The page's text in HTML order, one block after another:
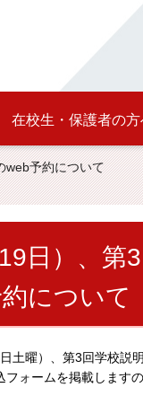
在校生・保護者の方
web予約について
日）、第
について
土曜）、第3回学校説
ォームを掲載します